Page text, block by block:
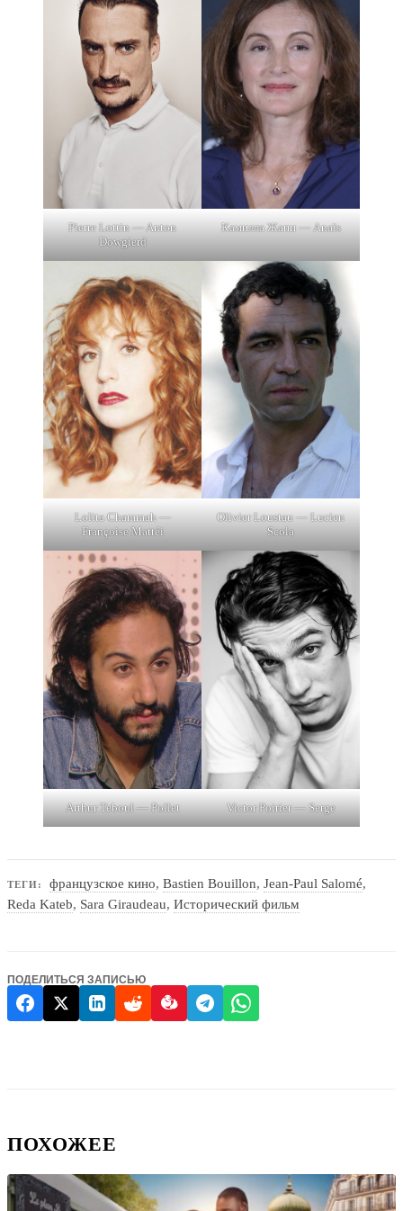
Pierre Lottin — Anton
Dowgierd
Камилла Жапи — Anaïs
Lolita Chammah —
Françoise Mattéi
Olivier Loustau — Lucien
Scola
Arthur Teboul — Pollet Victor Poirier — Serge
ТЕГИ: французское кино,Bastien Bouillon,Jean-Paul Salomé,
Reda Kateb, Sara Giraudeau, Исторический фильм
ПОДЕЛИТЬСЯ ЗАПИСЬЮ
ПОХОЖЕЕ